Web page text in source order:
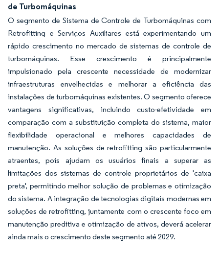
de Turbomáquinas
O segmento de Sistema de Controle de Turbomáquinas com
Retrofitting e Serviços Auxiliares está experimentando um
rápido crescimento no mercado de sistemas de controle de
turbomáquinas. Esse crescimento é principalmente
impulsionado pela crescente necessidade de modernizar
infraestruturas envelhecidas e melhorar a eficiência das
instalações de turbomáquinas existentes. O segmento oferece
vantagens significativas, incluindo custo-efetividade em
comparação com a substituição completa do sistema, maior
flexibilidade operacional e melhores capacidades de
manutenção. As soluções de retrofitting são particularmente
atraentes, pois ajudam os usuários finais a superar as
limitações dos sistemas de controle proprietários de 'caixa
preta', permitindo melhor solução de problemas e otimização
do sistema. A integração de tecnologias digitais modernas em
soluções de retrofitting, juntamente com o crescente foco em
manutenção preditiva e otimização de ativos, deverá acelerar
ainda mais o crescimento deste segmento até 2029.